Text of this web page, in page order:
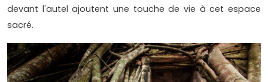
devant l'autel ajoutent une touche de vie à cet espace
sacré.